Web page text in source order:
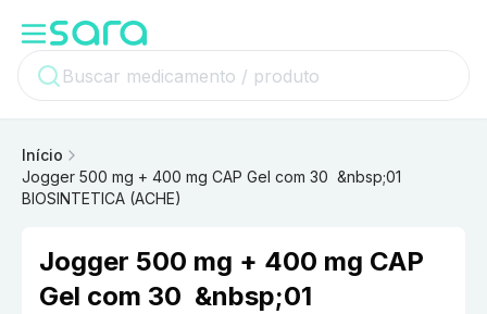
Início
Jogger 500 mg + 400 mg CAP Gel com 30 &nbsp;01
BIOSINTETICA (ACHE)
Jogger 500 mg + 400 mg CAP
Gel com 30 &nbsp;01